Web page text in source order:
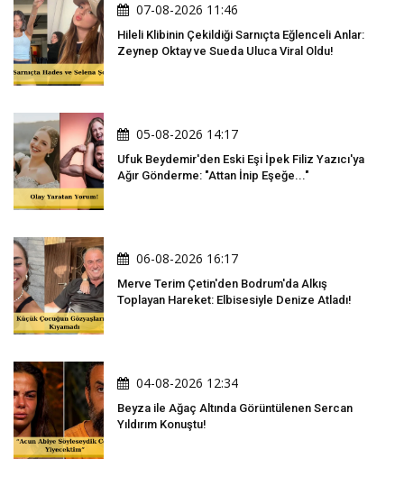
07-08-2026 11:46
Hileli Klibinin Çekildiği Sarnıçta Eğlenceli Anlar:
Zeynep Oktay ve Sueda Uluca Viral Oldu!
05-08-2026 14:17
Ufuk Beydemir'den Eski Eşi İpek Filiz Yazıcı'ya
Ağır Gönderme: "Attan İnip Eşeğe..."
06-08-2026 16:17
Merve Terim Çetin'den Bodrum'da Alkış
Toplayan Hareket: Elbisesiyle Denize Atladı!
04-08-2026 12:34
Beyza ile Ağaç Altında Görüntülenen Sercan
Yıldırım Konuştu!